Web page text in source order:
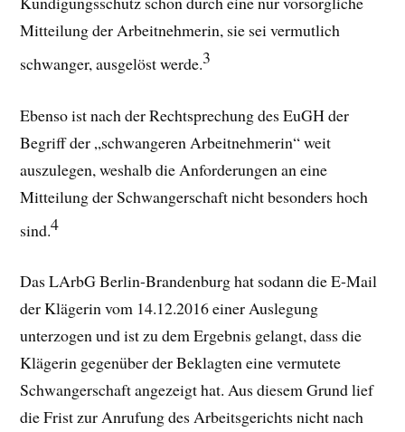
Mitteilung der Arbeitnehmerin, sie sei vermutlich
schwanger, ausgelöst werde.3
Ebenso ist nach der Rechtsprechung des EuGH der
Begriff der „schwangeren Arbeitnehmerin“ weit
auszulegen, weshalb die Anforderungen an eine
Mitteilung der Schwangerschaft nicht besonders hoch
sind.4
Das LArbG Berlin-Brandenburg hat sodann die E-Mail
der Klägerin vom 14.12.2016 einer Auslegung
unterzogen und ist zu dem Ergebnis gelangt, dass die
Klägerin gegenüber der Beklagten eine vermutete
Schwangerschaft angezeigt hat. Aus diesem Grund lief
die Frist zur Anrufung des Arbeitsgerichts nicht nach